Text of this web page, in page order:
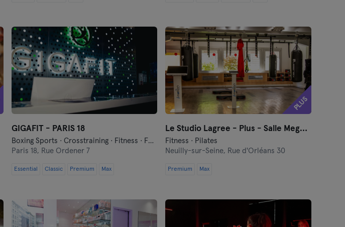
GIGAFIT - PARIS 18
Boxing Sports · Crosstraining · Fitness · Functional Training · Pilates · Relaxation · Yoga
Paris 18, Rue Ordener 7
Essential Classic Premium Max
PLUS
Le Studio Lagree - Plus - Salle Megaformer
Fitness · Pilates
Neuilly-sur-Seine, Rue d'Orléans 30
Premium Max